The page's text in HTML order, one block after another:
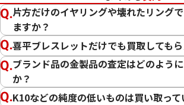
片方だけのイヤリングや壊れたリング
ますか？
喜平ブレスレットだけでも買取しても
ブランド品の金製品の査定はどのよう
か？
K10などの純度の低いものは買い取って